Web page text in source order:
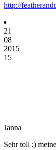
http://
21
08
2015
15
Janna
Sehr toll :)